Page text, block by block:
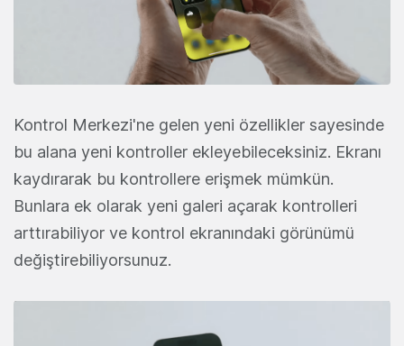
Kontrol Merkezi'ne gelen yeni özellikler sayesinde
bu alana yeni kontroller ekleyebileceksiniz. Ekranı
kaydırarak bu kontrollere erişmek mümkün.
Bunlara ek olarak yeni galeri açarak kontrolleri
arttırabiliyor ve kontrol ekranındaki görünümü
değiştirebiliyorsunuz.